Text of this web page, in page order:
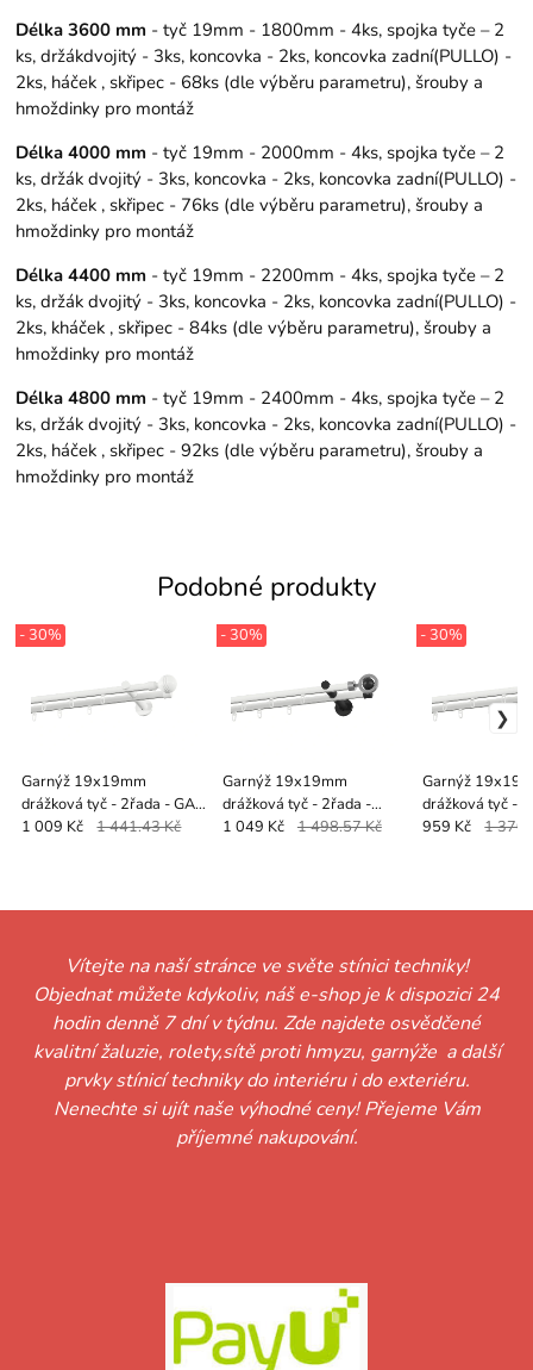
Délka 3600 mm - tyč 19mm - 1800mm - 4ks, spojka tyče – 2
ks, držákdvojitý - 3ks, koncovka - 2ks, koncovka zadní(PULLO) -
2ks, háček , skřipec - 68ks (dle výběru parametru), šrouby a
hmoždinky pro montáž
Délka 4000 mm - tyč 19mm - 2000mm - 4ks, spojka tyče – 2
ks, držák dvojitý - 3ks, koncovka - 2ks, koncovka zadní(PULLO) -
2ks, háček , skřipec - 76ks (dle výběru parametru), šrouby a
hmoždinky pro montáž
Délka 4400 mm - tyč 19mm - 2200mm - 4ks, spojka tyče – 2
ks, držák dvojitý - 3ks, koncovka - 2ks, koncovka zadní(PULLO) -
2ks, kháček , skřipec - 84ks (dle výběru parametru), šrouby a
hmoždinky pro montáž
Délka 4800 mm - tyč 19mm - 2400mm - 4ks, spojka tyče – 2
ks, držák dvojitý - 3ks, koncovka - 2ks, koncovka zadní(PULLO) -
2ks, háček , skřipec - 92ks (dle výběru parametru), šrouby a
hmoždinky pro montáž
Podobné produkty
Garnýž 19x19mm
drážková tyč - 2řada - GABI
- bílá
- 30%
1 009 Kč 1 441.43 Kč
Garnýž 19x19mm
drážková tyč - 2řada -
SFERA - bílo černá
- 30%
1 049 Kč 1 498.57 Kč
Garnýž
drážková tyč -
KOULE
- 30%
959 Kč 1 370
Vítejte na naší stránce ve světe stínici techniky!
Objednat můžete kdykoliv, náš e-shop je k dispozici 24
hodin denně 7 dní v týdnu. Zde najdete osvědčené
kvalitní žaluzie, rolety,sítě proti hmyzu, garnýže a další
prvky stínicí techniky do interiéru i do exteriéru.
Nenechte si ujít naše výhodné ceny! Přejeme Vám
příjemné nakupování.